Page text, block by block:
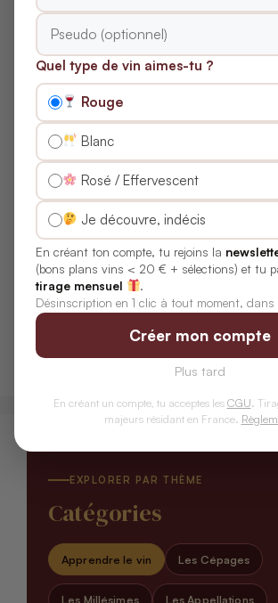
NOS BOX COUP DE CŒUR
LE PETIT BALLON
Échanson
La Box du Baroudeur
LES COFFRETS
Flakon
CHAI D’ŒUVRE
Hédoniste
EXPLORER PAR THÈME
Catégories
Apprendre le vin Les Cépages
Les Millésimes Les Appellations
Quel type de vin aimes-tu ?
Rouge
Blanc
Rosé / Effervescent
Je découvre, indécis
En créant ton compte, tu rejoins la
(bons plans vins < 20 € + sélections) et tu
tirage mensuel
.
Désinscription en 1 clic à tout moment, dans
Créer mon compte
Plus tard
En créant un compte, tu acceptes lesCGU.
majeurs résidant en France.